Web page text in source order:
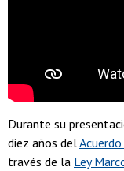
Durante su
diez años del
través de la Ley